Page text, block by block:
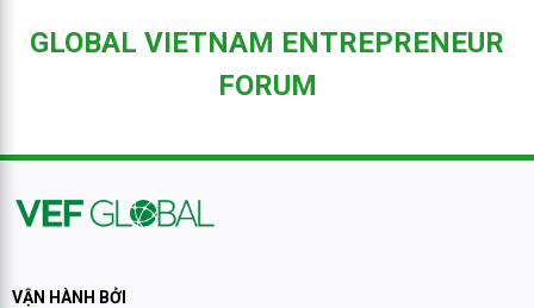
quyết để doanh nghiệp tồn tại
GLOBAL VIETNAM ENTREPRENEUR
FORUM
VẬN HÀNH BỞI